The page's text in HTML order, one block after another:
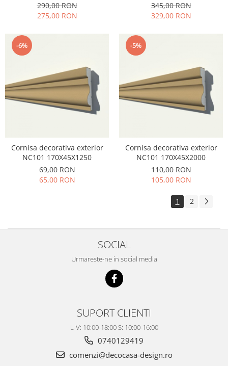
290,00 RON
275,00 RON
345,00 RON
329,00 RON
-6%
Cornisa decorativa exterior
NC101 170X45X1250
69,00 RON
65,00 RON
-5%
Cornisa decorativa exterior
NC101 170X45X2000
110,00 RON
105,00 RON
1 2
SOCIAL
Urmareste-ne in social media
SUPORT CLIENTI
L-V: 10:00-18:00 S: 10:00-16:00
0740129419
comenzi@decocasa-design.ro